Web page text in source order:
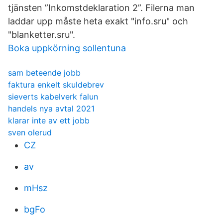
tjänsten ”Inkomstdeklaration 2”. Filerna man
laddar upp måste heta exakt "info.sru" och
"blanketter.sru".
Boka uppkörning sollentuna
sam beteende jobb
faktura enkelt skuldebrev
sieverts kabelverk falun
handels nya avtal 2021
klarar inte av ett jobb
sven olerud
CZ
av
mHsz
bgFo